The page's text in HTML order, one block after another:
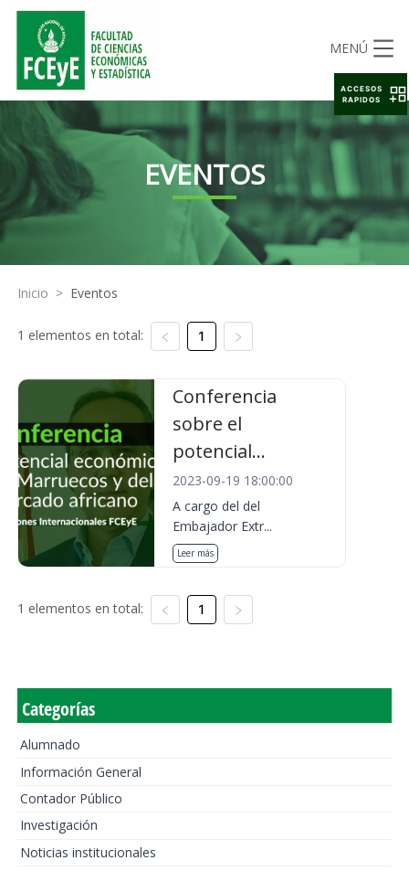
MENÚ
EVENTOS
Inicio > Eventos
1 elementos en total: 1
Conferencia
sobre el
potencial...
2023-09-19 18:00:00
A cargo del del
Embajador Extr...
Leer más
1 elementos en total: 1
Categorías
Alumnado
Información General
Contador Público
Investigación
Noticias institucionales
ACCESOS
RAPIDOS